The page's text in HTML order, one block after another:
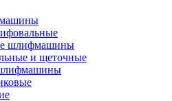
шлифмашины
и щеточные